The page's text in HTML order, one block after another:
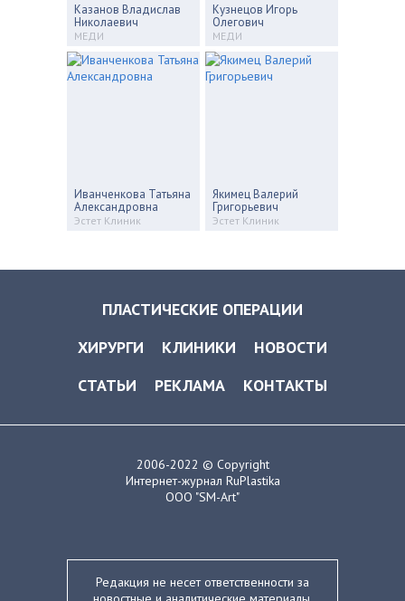
Казанов Владислав
Николаевич
МЕДИ
Кузнецов Игорь
Олегович
МЕДИ
Иванченкова Татьяна
Александровна
Эстет Клиник
Якимец Валерий
Григорьевич
Эстет Клиник
ПЛАСТИЧЕСКИЕ ОПЕРАЦИИ
ХИРУРГИ
КЛИНИКИ
НОВОСТИ
СТАТЬИ
РЕКЛАМА КОНТАКТЫ
2006-2022 © Copyright
Интернет-журнал RuPlastika
ООО "SM-Art"
Редакция не несет ответственности за